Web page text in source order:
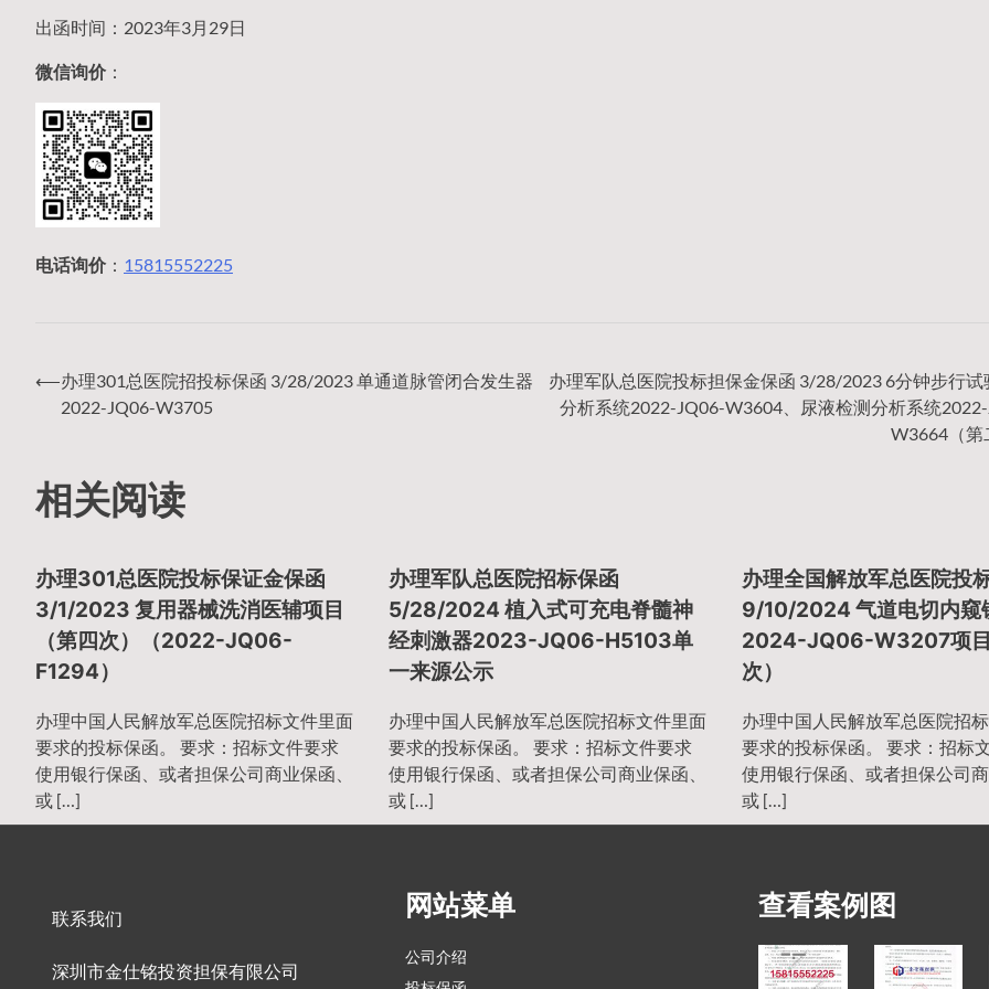
出函时间：2023年3月29日
微信询价：
电话询价： 15815552225
文
章
导
航
⟵办理301总医院招投标保函 3/28/2023 单通道脉管闭合发生器
2022-JQ06-W3705
办理军队总医院投标担保金保函 3/28/2023 6分钟步行试
分析系统2022-JQ06-W3604、尿液检测分析系统
W3664（第
相关阅读
办理301总医院投标保证金保函
3/1/2023 复用器械洗消医辅项目
（第四次）（2022-JQ06-
F1294）
办理中国人民解放军总医院招标文件里面
要求的投标保函。 要求：招标文件要求
使用银行保函、或者担保公司商业保函、
或 […]
办理军队总医院招标保函
5/28/2024 植入式可充电脊髓神
经刺激器2023-JQ06-H5103单
一来源公示
办理中国人民解放军总医院招标文件里面
要求的投标保函。 要求：招标文件要求
使用银行保函、或者担保公司商业保函、
或 […]
办理全国解放军总医院投
9/10/2024 气道电切内窥
2024-JQ06-W3207项
次）
办理中国人民解放军总医院招
要求的投标保函。 要求：招标
使用银行保函、或者担保公司商
或 […]
联系我们
深圳市金仕铭投资担保有限公司
网站菜单
公司介绍
查看案例图